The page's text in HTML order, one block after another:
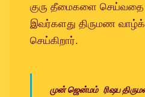
குரு தீமைகளை
இவர்களது திருமண
செய்கிறார்.
முன் ஜென்மம் ரிஷப